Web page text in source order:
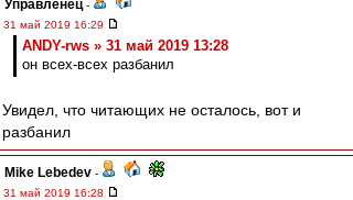
Управленец -
31 май 2019 16:29
ANDY-rws » 31 май 2019 13:28
он всех-всех разбанил
Увидел, что читающих не осталось, вот и
разбанил
Mike Lebedev -
31 май 2019 16:28